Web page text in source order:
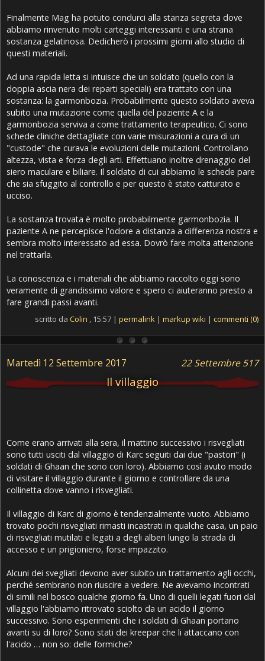
Finalmente Mag ha potuto condurci alla stanza segreta dove
abbiamo rinvenuto molti carteggi interessanti e una strana
sostanza gelatinosa. Dedicherò i prossimi giorni allo studio di
questi materiali.
Ad una rapida letta si intuisce che un soldato (quello con la
doppia ascia nera dei reparti speciali) era trattato con una
sostanza: la garmonbozia. Probabilmente questo soldato aveva
subito una mutazione come quella del paziente A e la
garmonbozia serviva a come trattamento terapeutico. Ci sono
schede cliniche dettagliate con varie misurazioni a cura di un
"custode" che curava le evoluzioni delle mutazioni. Controllano
altezza, vista e forza degli arti. Effettuano inoltre drenaggio del
siero maculare e biliare. Il soldato di cui abbiamo le schede pare
che sia sfuggito al controllo e per questo è stato catturato e
ucciso.
La sostanza trovata è molto probabilmente garmonbozia. Il
paziente A ne percepisce l'odore a distanza a differenza nostra e
sembra molto interessato ad essa. Dovrò fare molta attenzione
nel trattarla.
La conoscenza e i materiali che abbiamo raccolto oggi sono
veramente di grandissimo valore e spero ci aiuteranno presto a
fare grandi passi avanti.
scritto da Colin , 15:57 | permalink | markup wiki | commenti (0)
22 Settembre 517
Martedì 12 Settembre 2017
Il villaggio
Come erano arrivati alla sera, il mattino successivo i risvegliati
sono tutti usciti dal villaggio di Karc seguiti dai due "pastori" (i
soldati di Ghaan che sono con loro). Abbiamo così avuto modo
di visitare il villaggio durante il giorno e controllare da una
collinetta dove vanno i risvegliati.
Il villaggio di Karc di giorno è tendenzialmente vuoto. Abbiamo
trovato pochi risvegliati rimasti incastrati in qualche casa, un paio
di risvegliati mutilati e legati a degli alberi lungo la strada di
accesso e un prigioniero, forse impazzito.
Alcuni dei svegliati devono aver subito un trattamento agli occhi,
perché sembrano non riuscire a vedere. Ne avevamo incontrati
di simili nel bosco qualche giorno fa. Uno di quelli legati fuori dal
villaggio l'abbiamo ritrovato sciolto da un acido il giorno
successivo. Sono esperimenti che i soldati di Ghaan portano
avanti su di loro? Sono stati dei kreepar che li attaccano con
l'acido … non so: delle formiche?